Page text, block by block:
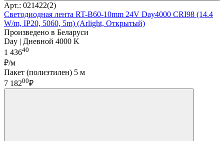
Арт.: 021422(2)
Светодиодная лента RT-B60-10mm 24V Day4000 CRI98 (14.4
W/m, IP20, 5060, 5m) (Arlight, Открытый)
Произведено в Беларуси
Day | Дневной 4000 K
1 43640
₽/м
Пакет (полиэтилен) 5 м
7 18200₽